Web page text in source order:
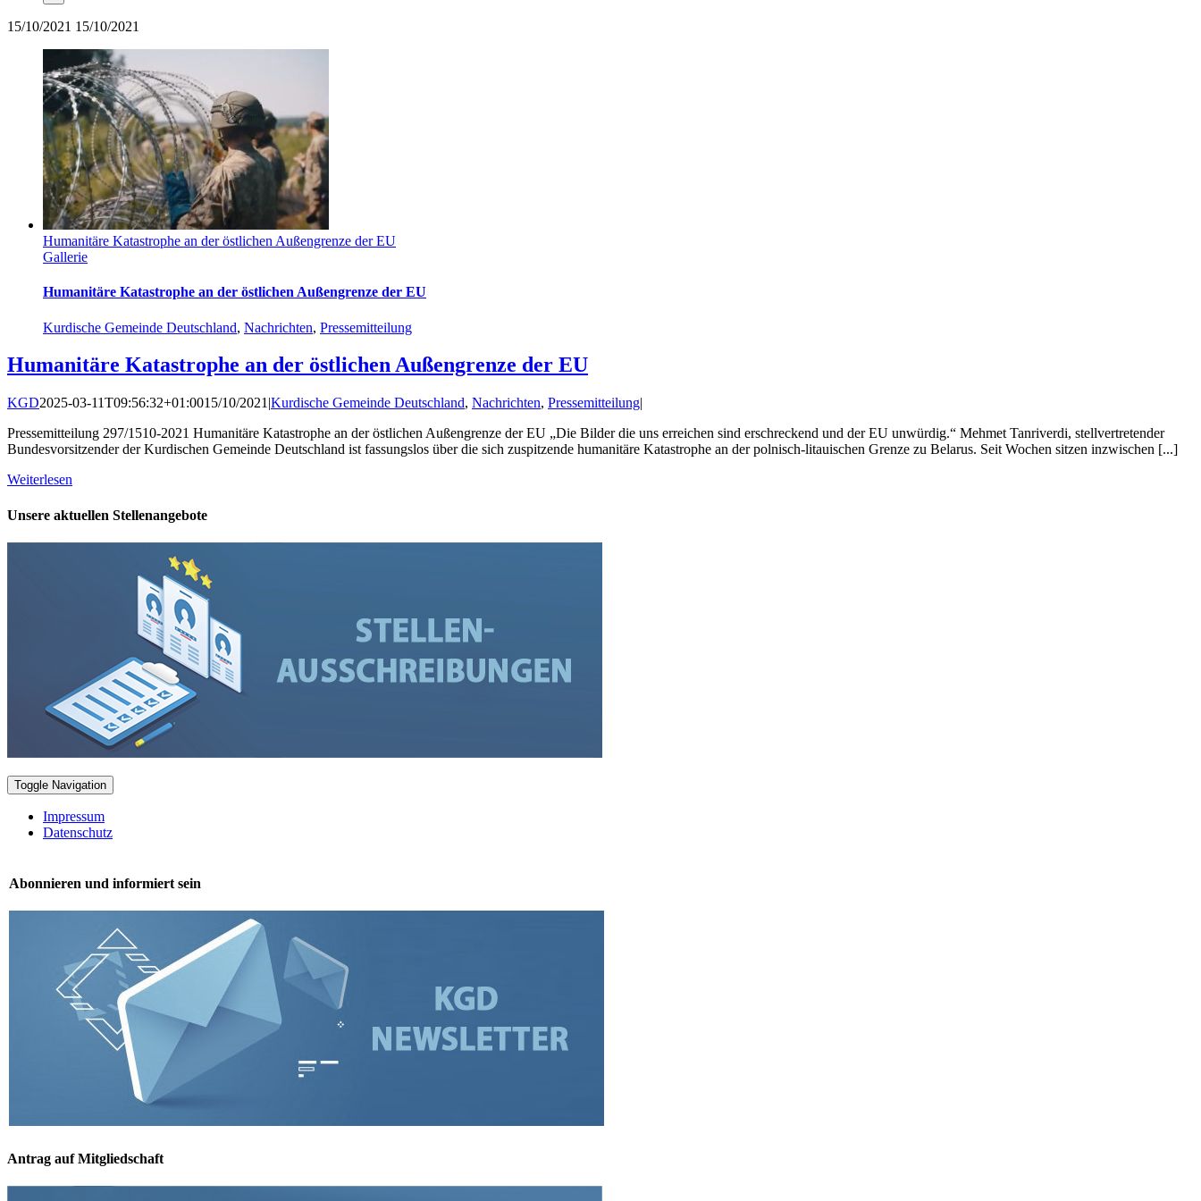
15/10/2021 15/10/2021
Humanitäre Katastrophe an der östlichen Außengrenze der EU
Gallerie
Humanitäre Katastrophe an der östlichen Außengrenze der EU
Kurdische Gemeinde Deutschland, Nachrichten, Pressemitteilung
Humanitäre Katastrophe an der östlichen Außengrenze der EU
KGD2025-03-11T09:56:32+01:0015/10/2021 |Kurdische Gemeinde Deutschland, Nachrichten, Pressemitteilung|
Pressemitteilung 297/1510-2021 Humanitäre Katastrophe an der östlichen Außengrenze der EU „Die Bilder die uns erreichen sind erschreckend und der EU unwürdig.“ Mehmet Tanriverdi, stellvertretender
Bundesvorsitzender der Kurdischen Gemeinde Deutschland ist fassungslos über die sich zuspitzende humanitäre Katastrophe an der polnisch-litauischen Grenze zu Belarus. Seit Wochen sitzen inzwischen [...]
Weiterlesen
Unsere aktuellen Stellenangebote
Toggle Navigation
Impressum
Datenschutz
Abonnieren und informiert sein
Antrag auf Mitgliedschaft